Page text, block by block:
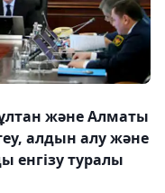
және Алматы
алдын алу және
енгізу туралы